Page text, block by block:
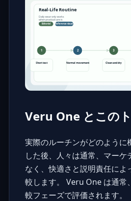
Veru One とこの
実際のルーチンがどのように
した後、人々は通常、マーケ
なく、快適さと説明責任によ
較します。 Veru One は通常
較フェーズで評価されます。